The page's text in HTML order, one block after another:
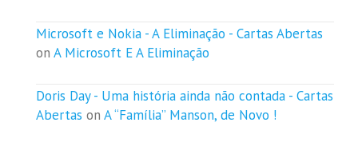
Microsoft e Nokia - A Eliminação - Cartas Abertas
on A Microsoft E A Eliminação
Doris Day - Uma história ainda não contada - Cartas
Abertas on A “Família” Manson, de Novo !